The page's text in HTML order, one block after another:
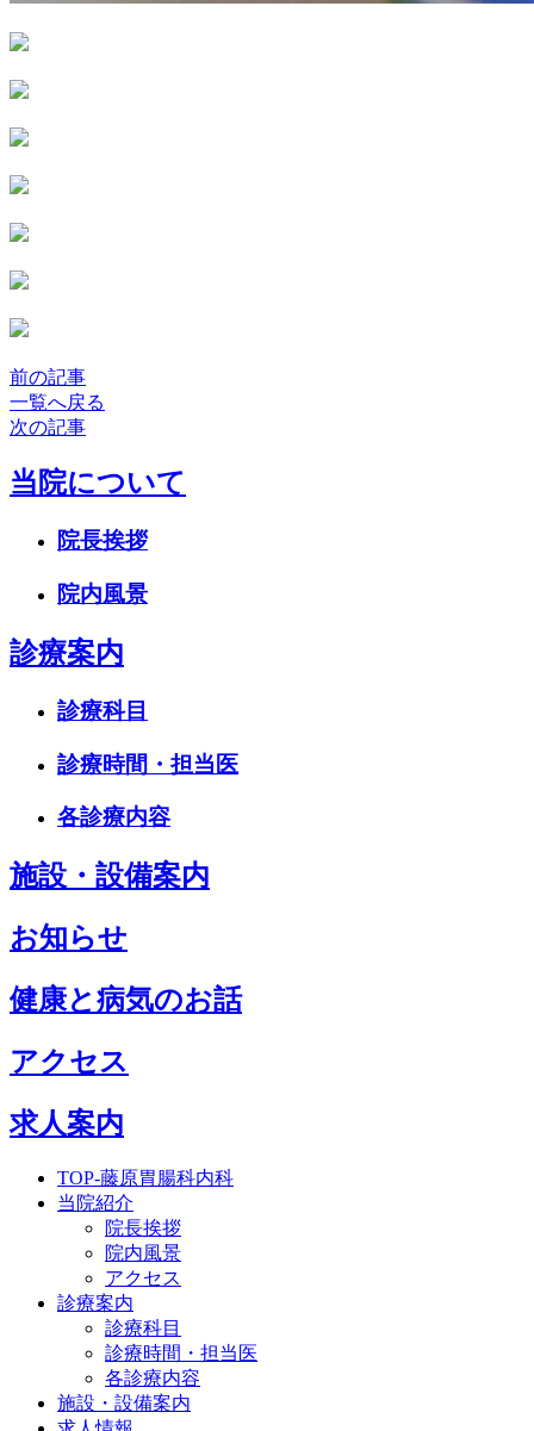
前の記事
一覧へ戻る
次の記事
当院について
院長挨拶
院内風景
診療案内
診療科目
診療時間・担当医
各診療内容
施設・設備案内
お知らせ
健康と病気のお話
アクセス
求人案内
TOP-藤原胃腸科内科
当院紹介
院長挨拶
院内風景
アクセス
診療案内
診療科目
診療時間・担当医
各診療内容
施設・設備案内